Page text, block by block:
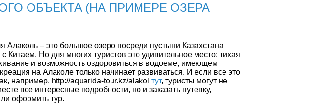
ОБЪЕКТА (НА ПРИМЕРЕ ОЗЕРА
Алаколь – это большое озеро посреди пустыни Казахстана
Китаем. Но для многих туристов это удивительное место: тихая
и возможность оздоровиться в водоеме, имеющем
на Алаколе только начинает развиваться. И если все это
например, http://aquarida-tour.kz/alakol тут, туристы могут не
все интересные подробности, но и заказать путевку,
оформить тур.